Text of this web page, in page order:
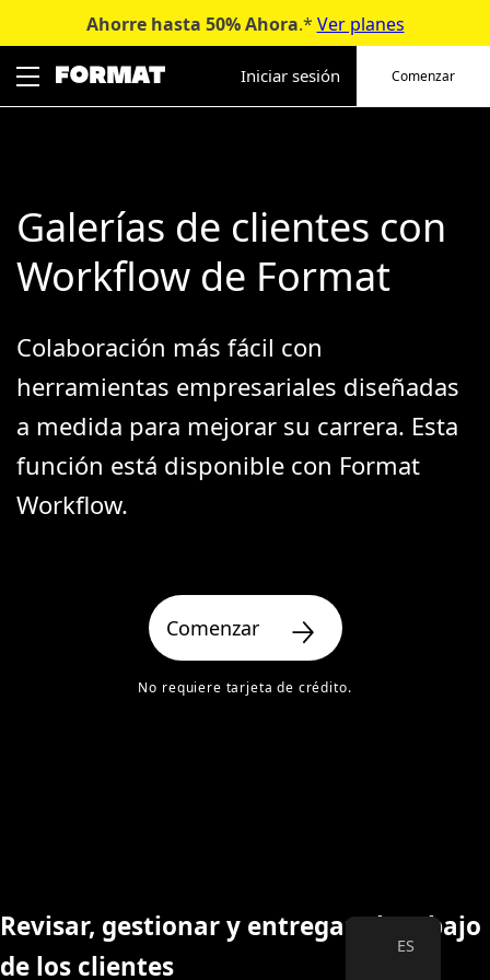
contenido
Ahorre hasta 50% Ahora.* Ver planes
Iniciar sesión Comenzar
Galerías de clientes con
Workflow de Format
Colaboración más fácil con
herramientas empresariales diseñadas
a medida para mejorar su carrera. Esta
función está disponible con Format
Workflow.
Comenzar
No requiere tarjeta de crédito.
Revisar, gestionar y entregar el trabajo
de los clientes
ES